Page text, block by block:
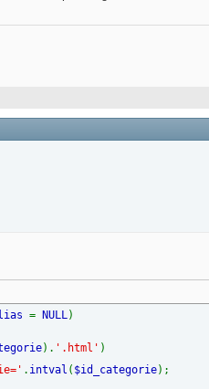
= NULL)
). '.html' )
. intval ( $id_categorie);